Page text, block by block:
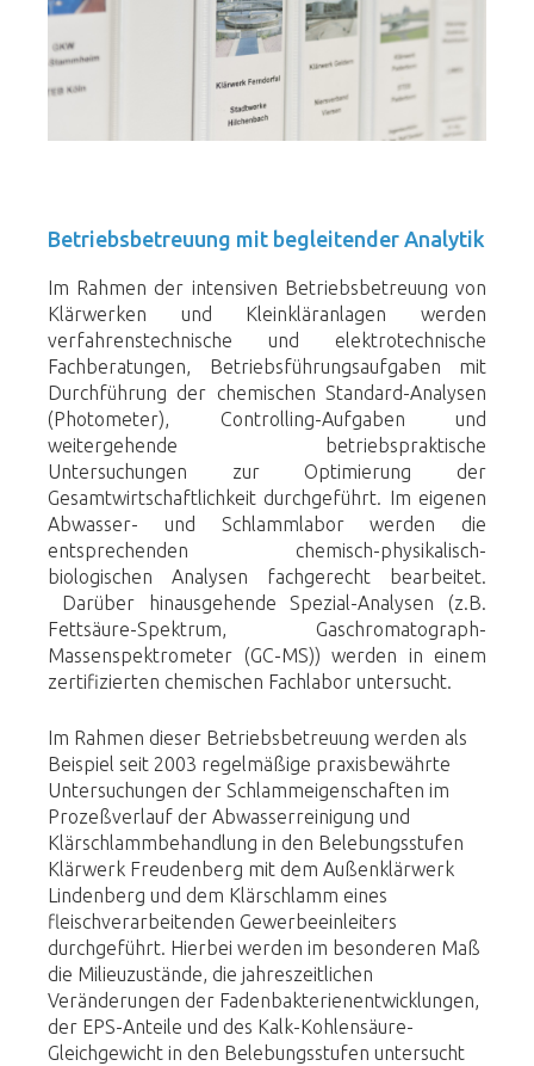
Betriebsbetreuung mit begleitender Analytik
Im Rahmen der intensiven Betriebsbetreuung von
Klärwerken und Kleinkläranlagen werden
verfahrenstechnische und elektrotechnische
Fachberatungen, Betriebsführungsaufgaben mit
Durchführung der chemischen Standard-Analysen
(Photometer), Controlling-Aufgaben und
weitergehende betriebspraktische
Untersuchungen zur Optimierung der
Gesamtwirtschaftlichkeit durchgeführt. Im eigenen
Abwasser- und Schlammlabor werden die
entsprechenden chemisch-physikalisch-
biologischen Analysen fachgerecht bearbeitet.
Darüber hinausgehende Spezial-Analysen (z.B.
Fettsäure-Spektrum, Gaschromatograph-
Massenspektrometer (GC-MS)) werden in einem
zertifizierten chemischen Fachlabor untersucht.
Im Rahmen dieser Betriebsbetreuung werden als
Beispiel seit 2003 regelmäßige praxisbewährte
Untersuchungen der Schlammeigenschaften im
Prozeßverlauf der Abwasserreinigung und
Klärschlammbehandlung in den Belebungsstufen
Klärwerk Freudenberg mit dem Außenklärwerk
Lindenberg und dem Klärschlamm eines
fleischverarbeitenden Gewerbeeinleiters
durchgeführt. Hierbei werden im besonderen Maß
die Milieuzustände, die jahreszeitlichen
Veränderungen der Fadenbakterienentwicklungen,
der EPS-Anteile und des Kalk-Kohlensäure-
Gleichgewicht in den Belebungsstufen untersucht